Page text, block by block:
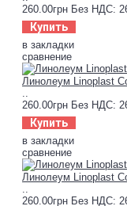
260.00грн Без НДС:
Купить
в закладки
сравнение
Линолеум Linoplast
260.00грн Без НДС:
Купить
в закладки
сравнение
Линолеум Linoplast
260.00грн Без НДС: